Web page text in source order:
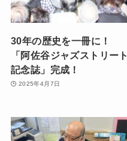
30年の歴史を一冊に！
「阿佐谷ジャズストリート
記念誌」完成！
2025年4月7日